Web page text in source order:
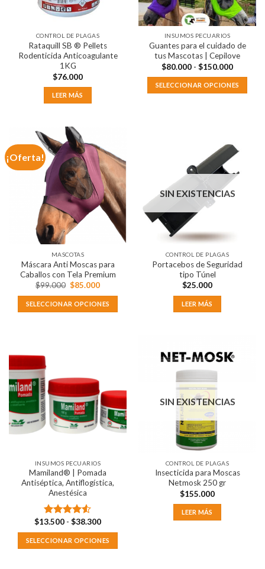
CONTROL DE PLAGAS
Rataquill SB ® Pellets
Rodenticida Anticoagulante
1KG
$76.000
LEER MÁS
INSUMOS PECUARIOS
Guantes para el cuidado de
tus Mascotas | Cepilove
$80.000 - $150.000Rango
precios:
desde
$80.000
SELECCIONAR OPCIONES
variantes.
Las
opciones
pueden
elegir
la
de
producto
¡Oferta!
MASCOTAS
Máscara Anti Moscas para
Caballos con Tela Premium
$99.000 El
original
era:
$99.000.
$85.000El
actual
es:
$85.000.
SELECCIONAR OPCIONES
Las
opciones
se
pueden
elegir
página
de
producto
SIN EXISTENCIAS
CONTROL DE PLAGAS
Portacebos de Seguridad
tipo Túnel
$25.000
LEER MÁS
INSUMOS PECUARIOS
Mamiland® | Pomada
Antiséptica, Antiflogística,
Anestésica
Valorado
con4.50
de 5
$13.500 - $38.300Rango
precios:
desde
$13.500
SELECCIONAR OPCIONES
SIN EXISTENCIAS
CONTROL DE PLAGAS
Insecticida para Moscas
Netmosk 250 gr
$155.000
LEER MÁS